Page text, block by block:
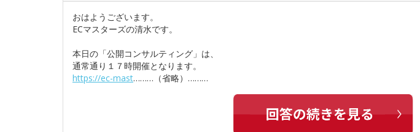
おはようございます。
ECマスターズの清水です。
本日の「公開コンサルティング」は、
通常通り１７時開催となります。
https://ec-mast………（省略）………